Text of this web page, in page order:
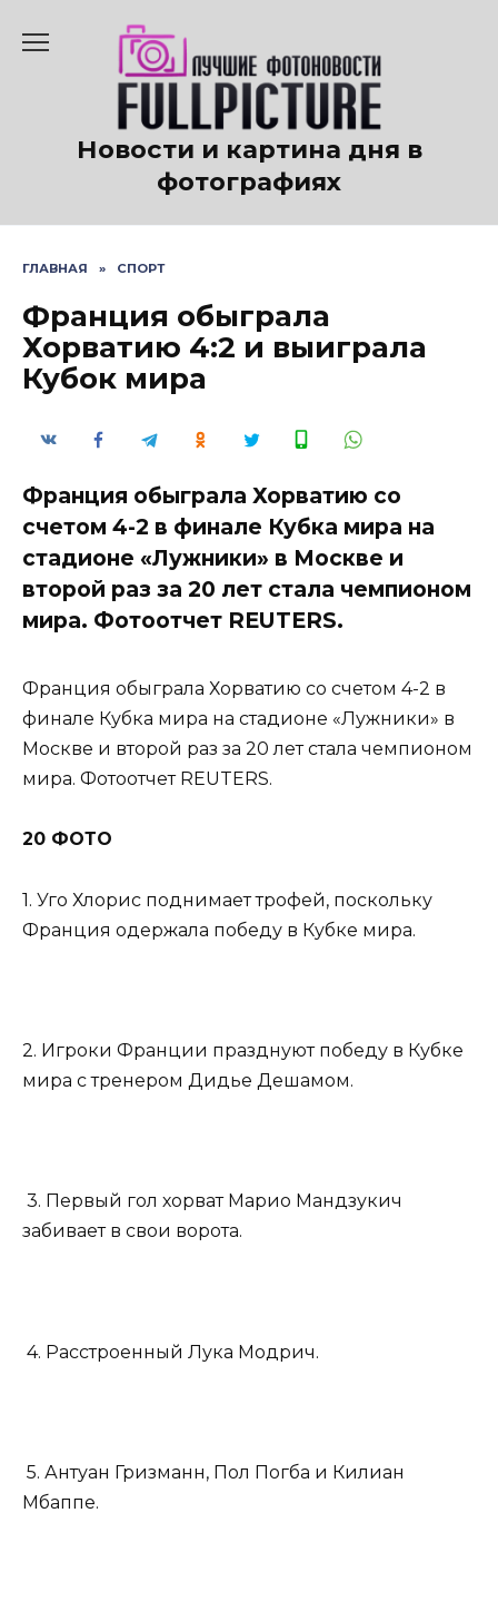
содержанию
Новости и картина дня в
фотографиях
ГЛАВНАЯ » СПОРТ
Франция обыграла
Хорватию 4:2 и выиграла
Кубок мира
Франция обыграла Хорватию со
счетом 4-2 в финале Кубка мира на
стадионе «Лужники» в Москве и
второй раз за 20 лет стала чемпионом
мира. Фотоотчет REUTERS.
Франция обыграла Хорватию со счетом 4-2 в
финале Кубка мира на стадионе «Лужники» в
Москве и второй раз за 20 лет стала чемпионом
мира. Фотоотчет REUTERS.
20 ФОТО
1. Уго Хлорис поднимает трофей, поскольку
Франция одержала победу в Кубке мира.
2. Игроки Франции празднуют победу в Кубке
мира с тренером Дидье Дешамом.
3. Первый гол хорват Марио Мандзукич
забивает в свои ворота.
4. Расстроенный Лука Модрич.
5. Антуан Гризманн, Пол Погба и Килиан
Мбаппе.